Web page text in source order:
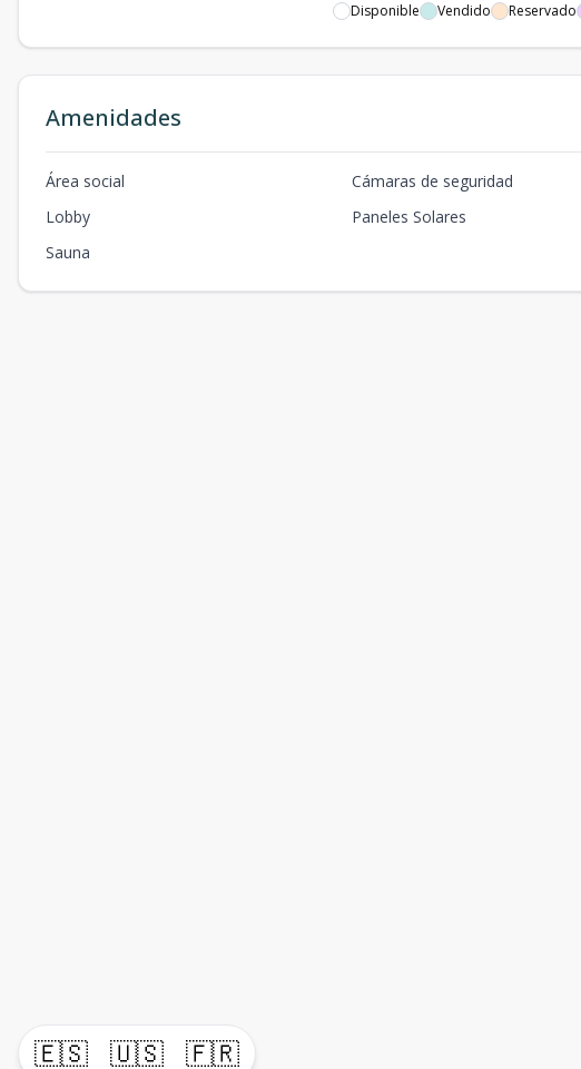
🇪🇸 🇺🇸 🇫🇷
Disponible Vendido Reservado
Amenidades
Área social Cámaras de seguridad
Lobby
Paneles Solares
Sauna